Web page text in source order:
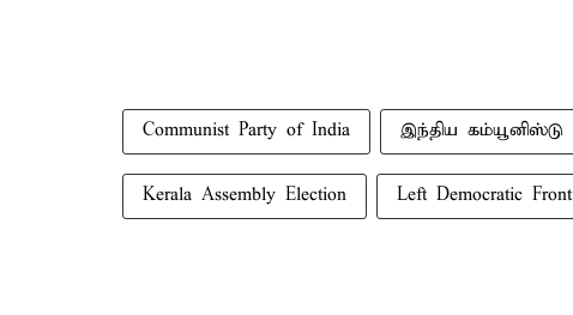
Communist Party of India இந்திய கம்யூனிஸ்டு
Kerala Assembly Election Left Democratic Front